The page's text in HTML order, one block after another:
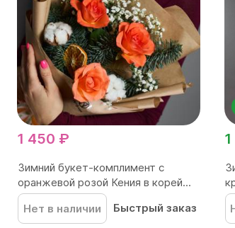
1 450 ₽
Зимний букет-комплимент с
оранжевой розой Кения в корей...
Нет в наличии
Быстрый заказ